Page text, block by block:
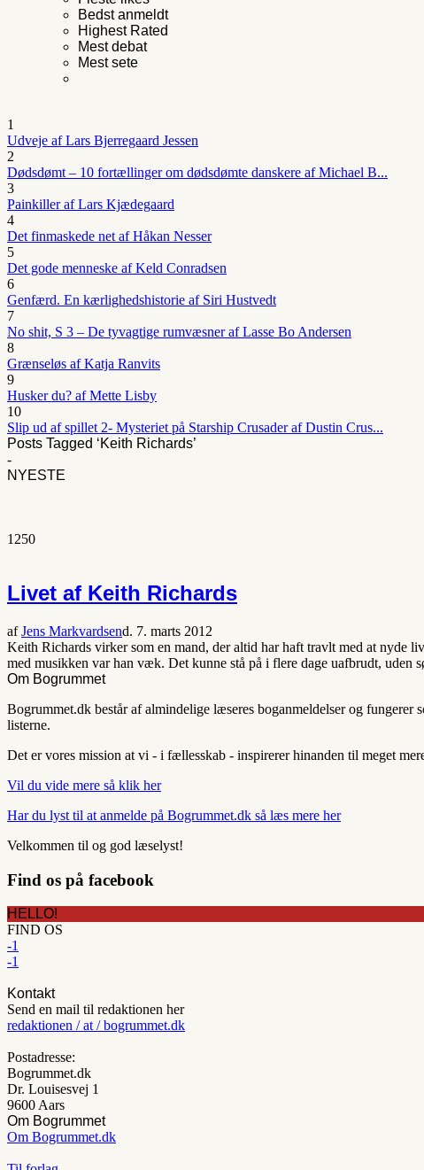
Bedst anmeldt
Highest Rated
Mest debat
Mest sete
1
Udveje af Lars Bjerregaard Jessen
2
Dødsdømt – 10 fortællinger om dødsdømte danskere af Michael B...
3
Painkiller af Lars Kjædegaard
4
Det finmaskede net af Håkan Nesser
5
Det gode menneske af Keld Conradsen
6
Genfærd. En kærlighedshistorie af Siri Hustvedt
7
No shit, S 3 – De tyvagtige rumvæsner af Lasse Bo Andersen
8
Grænseløs af Katja Ranvits
9
Husker du? af Mette Lisby
10
Slip ud af spillet 2- Mysteriet på Starship Crusader af Dustin Crus...
Posts Tagged ‘Keith Richards’
-
NYESTE
1250
Livet af Keith Richards
afJens Markvardsend. 7. marts 2012
Keith Richards virker som en mand, der altid har haft travlt med at nyde
med musikken var han væk. Det kunne stå på i flere dage uafbrudt,
Om Bogrummet
Bogrummet.dk består af almindelige læseres boganmeldelser og
listerne.
Det er vores mission at vi - i fællesskab - inspirerer hinanden til meget
Vil du vide mere så klik her
Har du lyst til at anmelde på Bogrummet.dk så læs mere her
Velkommen til og god læselyst!
Find os på facebook
HELLO!
FIND OS
-1
-1
Kontakt
Send en mail til redaktionen her
redaktionen / at / bogrummet.dk
Postadresse:
Bogrummet.dk
Dr. Louisesvej 1
9600 Aars
Om Bogrummet
Om Bogrummet.dk